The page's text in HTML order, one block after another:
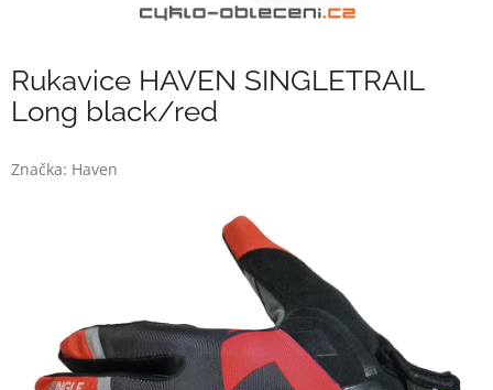
Rukavice HAVEN SINGLETRAIL
Long black/red
Značka: Haven